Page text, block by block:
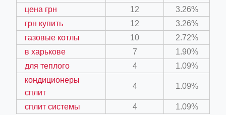
цена грн 12
3.26%
грн купить
12
3.26%
газовые котлы
10
2.72%
в харькове
7
1.90%
для теплого
4
1.09%
кондиционеры
сплит
4 1.09%
сплит системы 4 1.09%